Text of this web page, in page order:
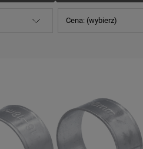
Cena: (wybierz)